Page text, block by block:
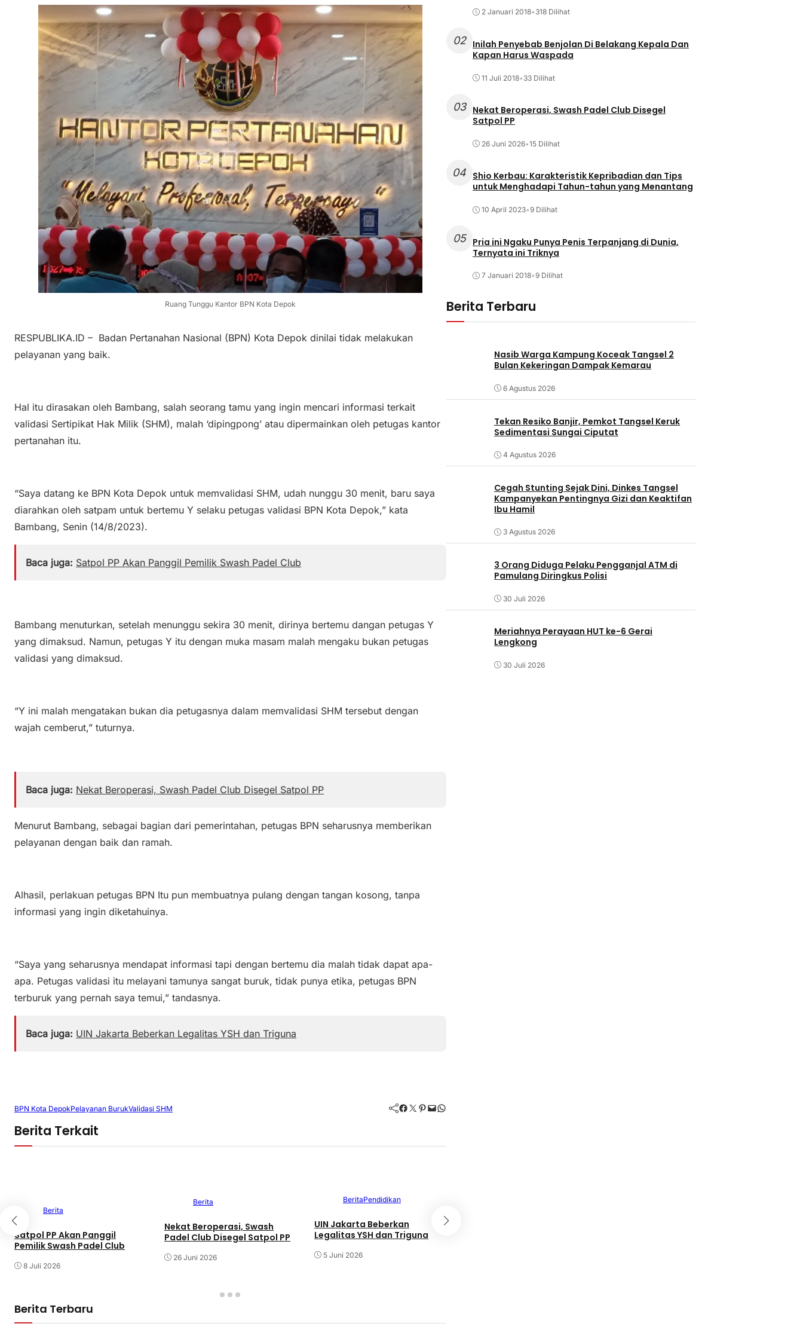
Ruang Tunggu Kantor BPN Kota Depok
RESPUBLIKA.ID – Badan Pertanahan Nasional (BPN) Kota Depok dinilai tidak melakukan
pelayanan yang baik.
Hal itu dirasakan oleh Bambang, salah seorang tamu yang ingin mencari informasi terkait
validasi Sertipikat Hak Milik (SHM), malah ‘dipingpong’ atau dipermainkan oleh petugas kantor
pertanahan itu.
“Saya datang ke BPN Kota Depok untuk memvalidasi SHM, udah nunggu 30 menit, baru saya
diarahkan oleh satpam untuk bertemu Y selaku petugas validasi BPN Kota Depok,” kata
Bambang, Senin (14/8/2023).
Baca juga: Satpol PP Akan Panggil Pemilik Swash Padel Club
Bambang menuturkan, setelah menunggu sekira 30 menit, dirinya bertemu dangan petugas Y
yang dimaksud. Namun, petugas Y itu dengan muka masam malah mengaku bukan petugas
validasi yang dimaksud.
“Y ini malah mengatakan bukan dia petugasnya dalam memvalidasi SHM tersebut dengan
wajah cemberut,” tuturnya.
Baca juga: Nekat Beroperasi, Swash Padel Club Disegel Satpol PP
Menurut Bambang, sebagai bagian dari pemerintahan, petugas BPN seharusnya memberikan
pelayanan dengan baik dan ramah.
Alhasil, perlakuan petugas BPN Itu pun membuatnya pulang dengan tangan kosong, tanpa
informasi yang ingin diketahuinya.
“Saya yang seharusnya mendapat informasi tapi dengan bertemu dia malah tidak dapat apa-
apa. Petugas validasi itu melayani tamunya sangat buruk, tidak punya etika, petugas BPN
terburuk yang pernah saya temui,” tandasnya.
Baca juga: UIN Jakarta Beberkan Legalitas YSH dan Triguna
BPN Kota DepokPelayanan BurukValidasi SHM Facebook Twitter Pinterest Mail WhatsApp
Berita Terkait
Berita
Satpol PP Akan Panggil
Pemilik Swash Padel Club
8 Juli 2026
Berita
Nekat Beroperasi, Swash
Padel Club Disegel Satpol PP
26 Juni 2026
BeritaPendidikan
UIN Jakarta Beberkan
Legalitas YSH dan Triguna
5 Juni 2026
Berita Terbaru
2 Januari 2018• 318 Dilihat
02
Inilah Penyebab Benjolan Di Belakang Kepala Dan
Kapan Harus Waspada
11 Juli 2018• 33 Dilihat
03
Nekat Beroperasi, Swash Padel Club Disegel
Satpol PP
26 Juni 2026•15 Dilihat
04 Shio Kerbau: Karakteristik Kepribadian dan Tips
untuk Menghadapi Tahun-tahun yang Menantang
10 April 2023•9 Dilihat
05
Pria ini Ngaku Punya Penis Terpanjang di Dunia,
Ternyata ini Triknya
7 Januari 2018•9 Dilihat
Berita Terbaru
Nasib Warga Kampung Koceak Tangsel 2
Bulan Kekeringan Dampak Kemarau
6 Agustus 2026
Tekan Resiko Banjir, Pemkot Tangsel Keruk
Sedimentasi Sungai Ciputat
4 Agustus 2026
Cegah Stunting Sejak Dini, Dinkes Tangsel
Kampanyekan Pentingnya Gizi dan Keaktifan
Ibu Hamil
3 Agustus 2026
3 Orang Diduga Pelaku Pengganjal ATM di
Pamulang Diringkus Polisi
30 Juli 2026
Meriahnya Perayaan HUT ke-6 Gerai
Lengkong
30 Juli 2026